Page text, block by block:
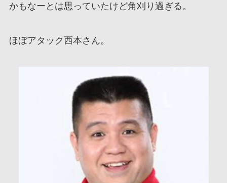
かもなーとは思っていたけど角刈り過ぎる。
ほぼアタック西本さん。